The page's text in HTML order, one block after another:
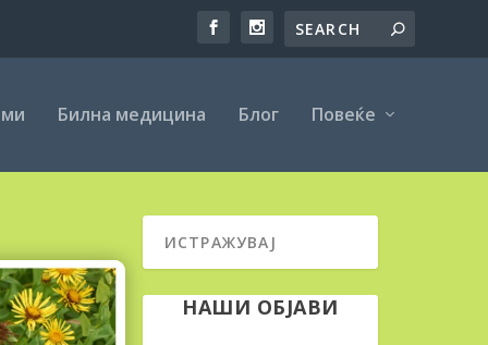
Билна медицина Блог Повеќе
НАШИ ОБЈАВИ